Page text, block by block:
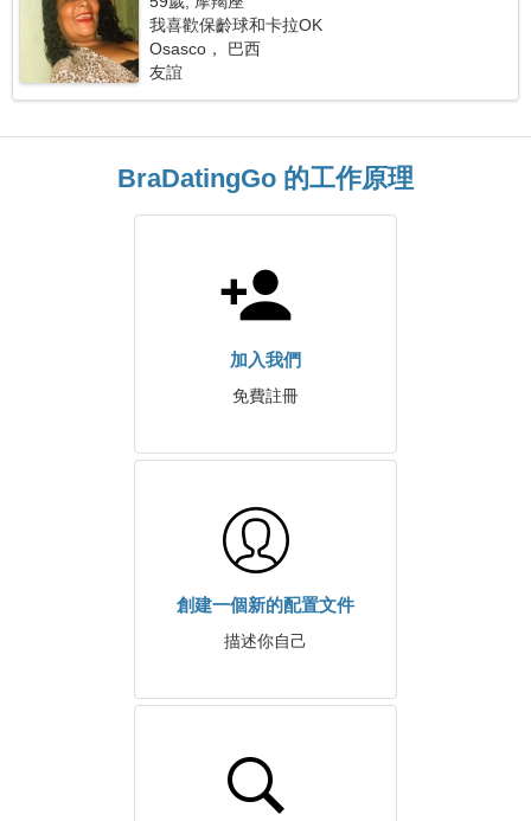
我喜歡保齡球和卡拉OK
Osasco， 巴西
友誼
BraDatingGo 的工作原理
加入我們
免費註冊
創建一個新的配置文件
描述你自己